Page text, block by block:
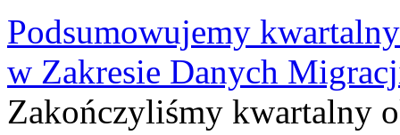
Podsumowujemy
w Zakresie Danych
Zakończyliśmy kwartalny